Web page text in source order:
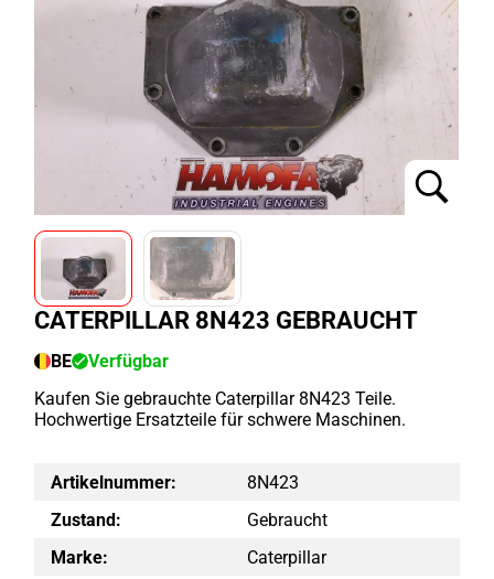
CATERPILLAR 8N423 GEBRAUCHT
BE
Verfügbar
Kaufen Sie gebrauchte Caterpillar 8N423 Teile.
Hochwertige Ersatzteile für schwere Maschinen.
Artikelnummer:
8N423
Zustand:
Gebraucht
Marke:
Caterpillar